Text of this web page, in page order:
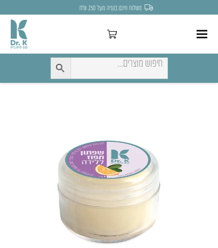
משלוח חינם בקניה מעל 250 ש״ח